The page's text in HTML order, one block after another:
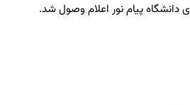
دانشگاه پیام نور اعلام وصول شد.